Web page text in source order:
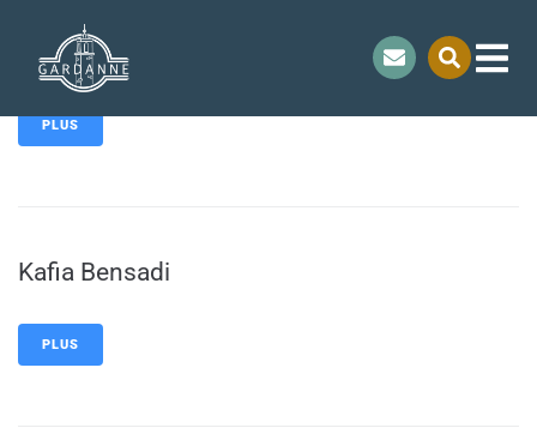
Laurence Langlet
PLUS
Kafia Bensadi
PLUS